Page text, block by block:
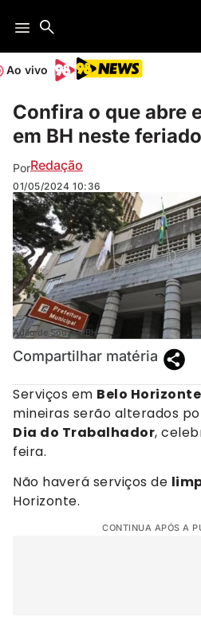
Ao vivo
Confira o que abre
em BH neste feriado
PorRedação
01/05/2024 10:36
Adão de Souza/PBH
Compartilhar matéria
Serviços em Belo Horizonte
mineiras serão alterados
Dia do Trabalhador,
feira.
Não haverá serviços de
Horizonte.
CONTINUA APÓS A